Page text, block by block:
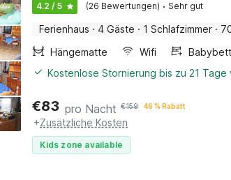
4.2 / 5 (26 Bewertungen) · Sehr gut
Ferienhaus · 4 Gäste · 1 Schlafzimmer ·
Hängematte
Wifi Babybett
Kostenlose Stornierung bis zu 21 Tage
€83 pro Nacht €159 46 % Rabatt
+Zusätzliche Kosten
Kids zone available